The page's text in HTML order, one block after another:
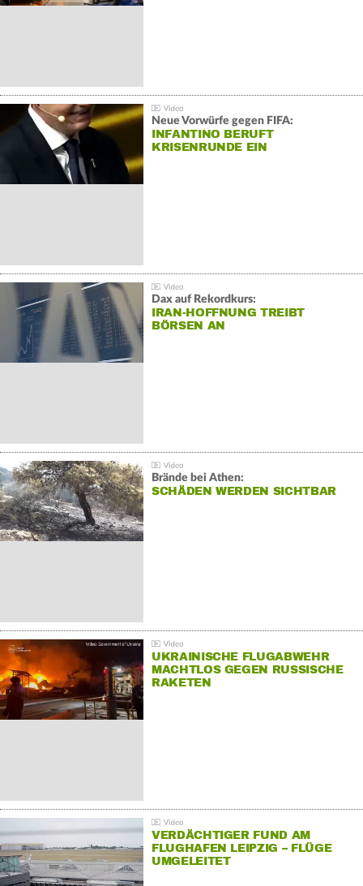
Neue Vorwürfe gegen FIFA:
INFANTINO BERUFT
KRISENRUNDE EIN
Dax auf Rekordkurs:
IRAN-HOFFNUNG TREIBT
BÖRSEN AN
Brände bei Athen:
SCHÄDEN WERDEN SICHTBAR
UKRAINISCHE FLUGABWEHR
MACHTLOS GEGEN RUSSISCHE
RAKETEN
VERDÄCHTIGER FUND AM
FLUGHAFEN LEIPZIG – FLÜGE
UMGELEITET